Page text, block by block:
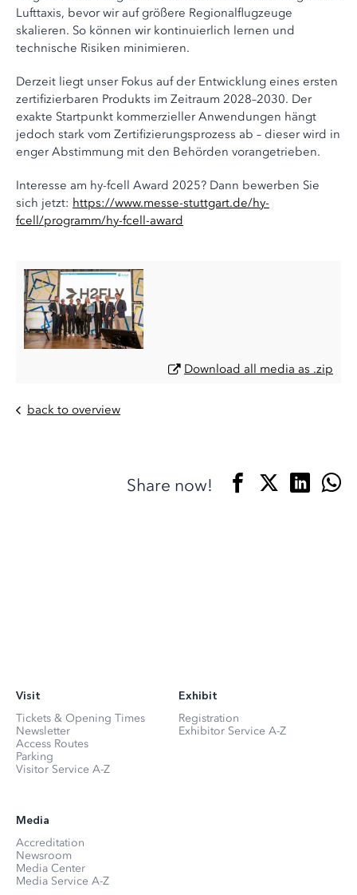
Lufttaxis, bevor wir auf größere Regionalflugzeuge
skalieren. So können wir kontinuierlich lernen und
technische Risiken minimieren.
Derzeit liegt unser Fokus auf der Entwicklung eines ersten
zertifizierbaren Produkts im Zeitraum 2028–2030. Der
exakte Startpunkt kommerzieller Anwendungen hängt
jedoch stark vom Zertifizierungsprozess ab – dieser wird in
enger Abstimmung mit den Behörden vorangetrieben.
Interesse am hy-fcell Award 2025? Dann bewerben Sie
sich jetzt: https://www.messe-stuttgart.de/hy-
fcell/programm/hy-fcell-award
Download all media as .zip
back to overview
Share now!
Visit
Tickets & Opening Times
Newsletter
Access Routes
Parking
Visitor Service A-Z
Exhibit
Registration
Exhibitor Service A-Z
Media
Accreditation
Newsroom
Media Center
Media Service A-Z